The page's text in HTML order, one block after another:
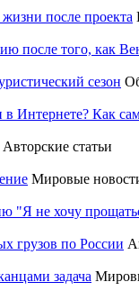
после проекта
после того, как
сезон
Интернете? Как
Авторские статьи
Мировые
"Я не хочу
грузов по России
задача